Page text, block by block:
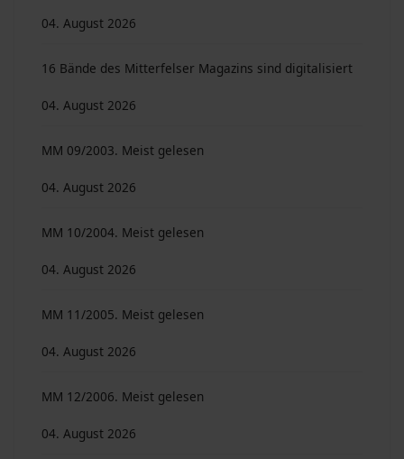
04. August 2026
16 Bände des Mitterfelser Magazins sind digitalisiert
04. August 2026
MM 09/2003. Meist gelesen
04. August 2026
MM 10/2004. Meist gelesen
04. August 2026
MM 11/2005. Meist gelesen
04. August 2026
MM 12/2006. Meist gelesen
04. August 2026